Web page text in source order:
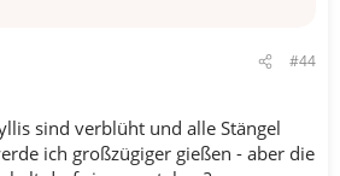
#44
sind verblüht und alle Stängel
ich großzügiger gießen - aber die